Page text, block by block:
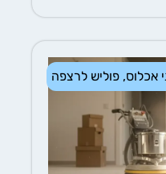
פוליש לרצפה